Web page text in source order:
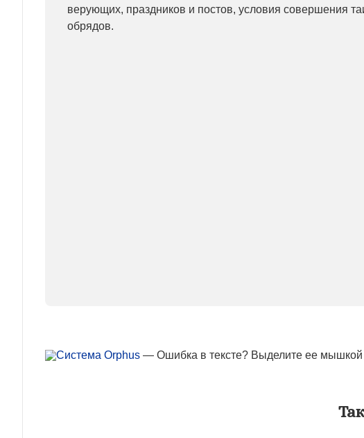
верующих, праздников и постов, условия совершения
обрядов.
— Ошибка в тексте? Выделите ее мышкой